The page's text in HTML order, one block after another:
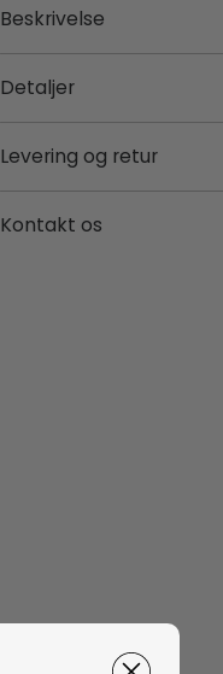
Beskrivelse
Detaljer
Levering og retur
Kontakt os